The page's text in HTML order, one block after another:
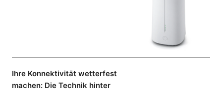
Ihre Konnektivität wetterfest
machen: Die Technik hinter